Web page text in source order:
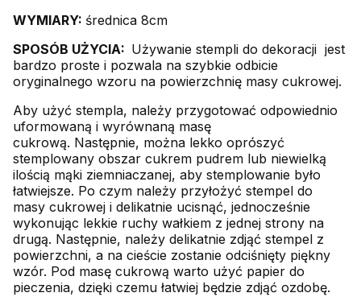
WYMIARY: średnica 8cm
SPOSÓB UŻYCIA: Używanie stempli do dekoracji jest
bardzo proste i pozwala na szybkie odbicie
oryginalnego wzoru na powierzchnię masy cukrowej.
Aby użyć stempla, należy przygotować odpowiednio
uformowaną i wyrównaną masę
cukrową. Następnie, można lekko oprószyć
stemplowany obszar cukrem pudrem lub niewielką
ilością mąki ziemniaczanej, aby stemplowanie było
łatwiejsze. Po czym należy przyłożyć stempel do
masy cukrowej i delikatnie ucisnąć, jednocześnie
wykonując lekkie ruchy wałkiem z jednej strony na
drugą. Następnie, należy delikatnie zdjąć stempel z
powierzchni, a na cieście zostanie odciśnięty piękny
wzór. Pod masę cukrową warto użyć papier do
pieczenia, dzięki czemu łatwiej będzie zdjąć ozdobę.